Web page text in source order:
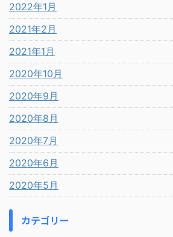
2022年1月
2021年2月
2021年1月
2020年10月
2020年9月
2020年8月
2020年7月
2020年6月
2020年5月
カテゴリー